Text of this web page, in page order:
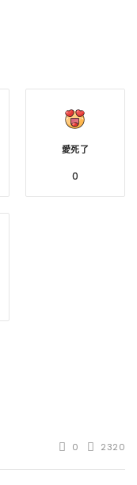
愛死了
0
0 2320